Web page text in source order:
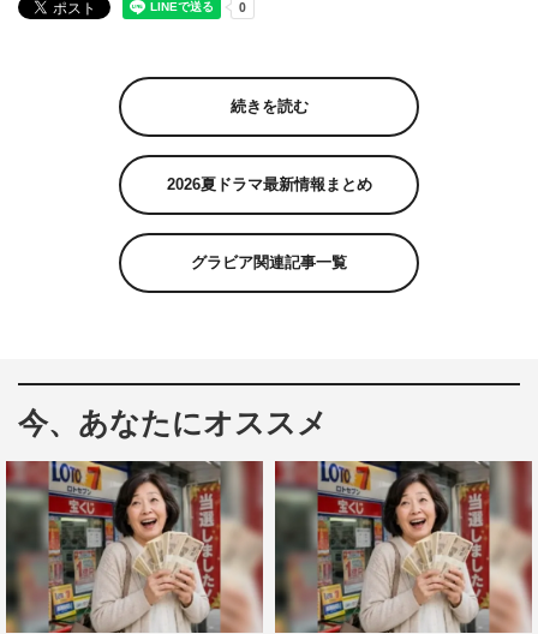
続きを読む
2026夏ドラマ最新情報まとめ
グラビア関連記事一覧
今、あなたにオススメ